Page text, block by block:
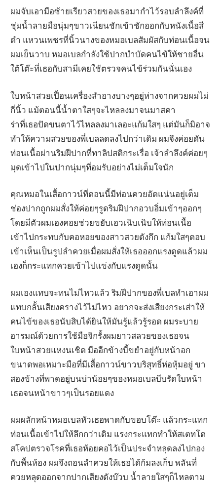
ผมจับเอามือซ้ายเรียวสวยของเธอมากำไว้รอบลำลึงค์ที่
ชุ่มน้ำลายมือนุ่มๆขาวเนียนชักเข้าชักออกกับหนังเนื้อสี
ดำ แหวนเพชรที่นิ้วนางของหมอเบลสัมผัสกับท่อนเนื้อจน
ผมเย็นวาบ หมอเบลกำลังใช้ปากบำบัดคนไข้ให้ชายอื่น
ใต้โต๊ะที่เธอกับสามีเคยใช้ตรวจคนไข้ร่วมกันนั่นเอง
ใบหน้าสวยเปื้อนเครื่องสำอางบางๆอยู่ห่างจากควยผมไม่
กี่นิ้ว แม้ตอนนี้น้ำตาใสๆจะไหลลงมาจนมาสคา
ร่าที่เธอปัดขนตาไว้ไหลลงมาเลอะแก้มใสๆ แต่มันก็มิอาจ
ทำให้ความสวยของพี่เบลลดลงไปกว่าเดิม ผมจึงค่อยดัน
ท่อนเนื้อผ่านริมฝีปากที่ทาลิปสติกระเรื่อ เจ้าลำลึงค์ค่อยๆ
มุดเข้าไปในปากนุ่มๆที่อมรับอย่างไม่เต็มใจนัก
คุณหมอในเสื้อกาวน์ที่ตอนนี้มีท่อนควยอัดแน่นอยู่เต็ม
ช่องปากถูกผมสั่งให้ค่อยๆรูดริมฝีปากอวบอิ่มเข้าๆออกๆ
โดยมีตัวผมเองคอยช่วยขยับเอวเนิบเนิบให้ท่อนเนื้อ
เข้าไปกระทบกับคอหอยของสาวสวยดังกึก แก้มใสๆตอบ
เข้าเห็นเป็นรูปลำควยเมื่อผมสั่งให้เธอออกแรงดูดแล้วผม
เองก็กระแทกควยเข้าไปแข่งกับแรงดูดนั้น
ผมเองแทบจะทนไม่ไหวแล้ว ริมฝีปากของพี่เบลทำเอาผม
แทบกลั้นเสียงครางไว้ไม่ไหว อยากจะส่งเสียงกระเส่าให้
คนไข้ของเธอนับสิบได้ยินให้มันรู้แล้วรู้รอด ผมระบาย
อารมณ์ด้วยการใช้มือจิกรั้งผมยาวสลวยของเธอจน
ใบหน้าสวยแหงนเชิด มืออีกข้างบี้ขยำอยู่กับหน้าอก
ขนาดพอเหมาะมือที่มีเสื้อกาวน์ขาวบริสุทธิ์ห่อหุ้มอยู่ ขา
สองข้างที่พาดอยู่บนบ่าน้อยๆของหมอเบลบีบรัดใบหน้า
เธอจนหน้าขาวๆเป็นรอยแดง
ผมผลักหน้าหมอเบลหัวเธอพาดกับขอบโต๊ะ แล้วกระแทก
ท่อนเนื้อเข้าไปให้ลึกกว่าเดิม แรงกระแทกทำให้สเตทโต
สโคปตรวจโรคที่เธอห้อยคอไว้เป็นประจำหลุดลงไปกอง
กับพื้นห้อง ผมจึงถอนลำควยให้เธอได้ก้มลงเก็บ พลันที่
ควยหลุดออกจากปากเสียงดังบ๊วบ น้ำลายใสๆก็ไหลตาม